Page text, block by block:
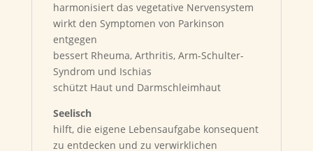
harmonisiert das vegetative Nervensystem
wirkt den Symptomen von Parkinson
entgegen
bessert Rheuma, Arthritis, Arm-Schulter-
Syndrom und Ischias
schützt Haut und Darmschleimhaut
Seelisch
hilft, die eigene Lebensaufgabe konsequent
zu entdecken und zu verwirklichen